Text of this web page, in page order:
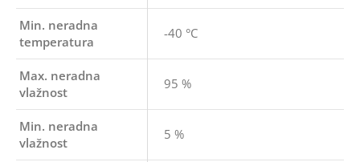
Min. neradna
temperatura
-40 °C
Max. neradna
vlažnost
95 %
Min. neradna
vlažnost
5 %